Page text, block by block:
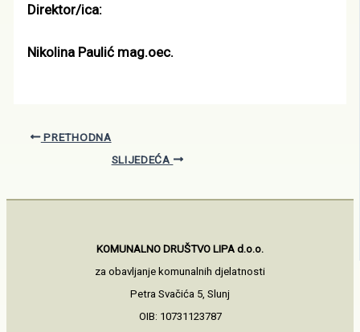
Direktor/ica:
Nikolina Paulić mag.oec.
PRETHODNA
SLIJEDEĆA
KOMUNALNO DRUŠTVO LIPA d.o.o.
za obavljanje komunalnih djelatnosti
Petra Svačića 5, Slunj
OIB: 10731123787